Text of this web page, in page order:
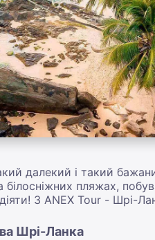
далекий і такий
пляжах,
З ANEX Tour - Шрі-
Шрі-Ланка